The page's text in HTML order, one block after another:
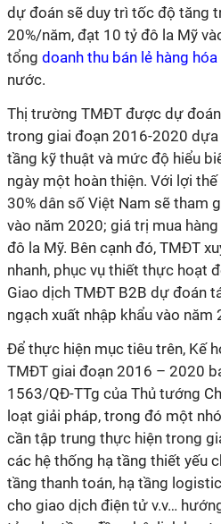
dự đoán sẽ duy trì tốc độ tăng
20%/năm, đạt 10 tỷ đô la Mỹ
tổng doanh thu bán lẻ hàng
nước.
Thị trường TMĐT được dự
trong giai đoạn 2016-2020 dựa
tầng kỹ thuật và mức độ hiểu
ngày một hoàn thiện. Với lợi thế
30% dân số Việt Nam sẽ tham
vào năm 2020; giá trị mua
đô la Mỹ. Bên cạnh đó, TMĐT
nhanh, phục vụ thiết thực hoạt
Giao dịch TMĐT B2B dự đoán
ngạch xuất nhập khẩu vào năm
Để thực hiện mục tiêu trên, Kế
TMĐT giai đoạn 2016 – 2020
1563/QĐ-TTg của Thủ tướng
loạt giải pháp, trong đó một
cần tập trung thực hiện trong
các hệ thống hạ tầng thiết yếu
tầng thanh toán, hạ tầng
cho giao dịch điện tử v.v…